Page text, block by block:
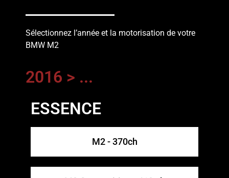
Sélectionnez l’année et la motorisation de votre
BMW M2
2016 > ...
ESSENCE
M2 - 370ch​